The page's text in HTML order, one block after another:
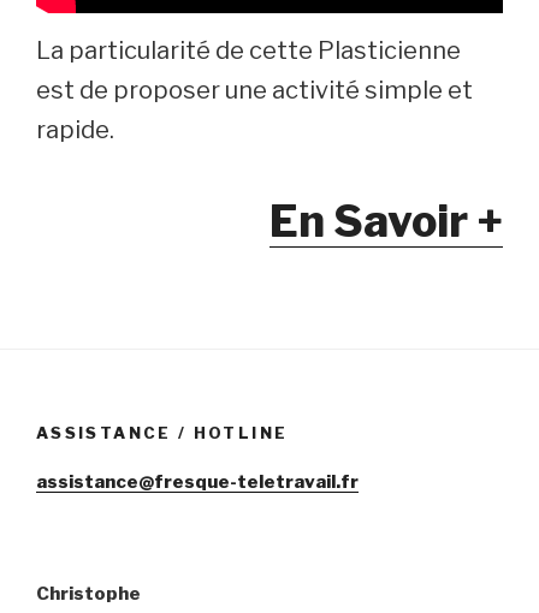
La particularité de cette Plasticienne
est de proposer une activité simple et
rapide.
En Savoir +
ASSISTANCE / HOTLINE
assistance@fresque-teletravail.fr
Christophe